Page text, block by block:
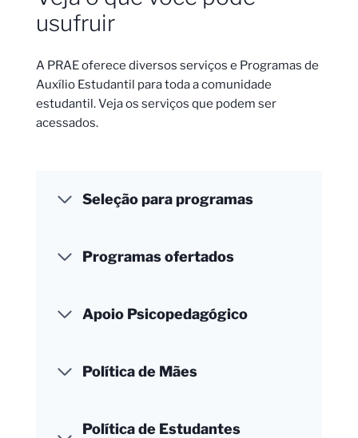
usufruir
A PRAE oferece diversos serviços e Programas de
Auxílio Estudantil para toda a comunidade
estudantil. Veja os serviços que podem ser
acessados.
Seleção para programas
Programas ofertados
Apoio Psicopedagógico
Política de Mães
Política de Estudantes